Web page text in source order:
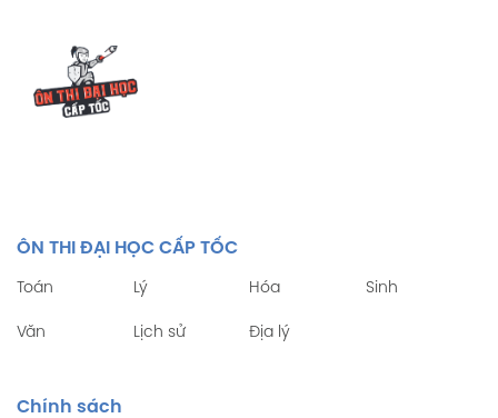
ÔN THI ĐẠI HỌC CẤP TỐC
Toán Lý Hóa Sinh
Văn Lịch sử Địa lý
Chính sách